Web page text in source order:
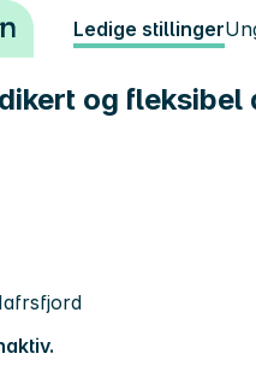
Ledige stillinger
og